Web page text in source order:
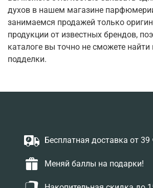
духов в нашем магазине
занимаемся продажей только
продукции от известных брендов,
каталоге вы точно не сможете найти
подделки.
Бесплатная доставка от 39
Меняй баллы на подарки!